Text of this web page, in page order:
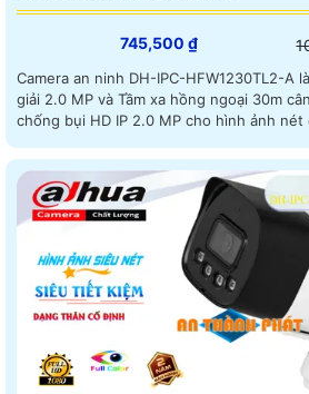
745,500 ₫
Camera an ninh DH-IPC-HFW1230TL2-A
giải 2.0 MP và Tầm xa hồng ngoại 30m
chống bụi HD IP 2.0 MP cho hình ảnh nét